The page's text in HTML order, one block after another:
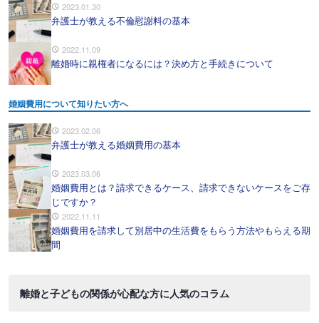
2023.01.30
弁護士が教える不倫慰謝料の基本
2022.11.09
離婚時に親権者になるには？決め方と手続きについて
婚姻費用について知りたい方へ
2023.02.06
弁護士が教える婚姻費用の基本
2023.03.06
婚姻費用とは？請求できるケース、請求できないケースをご存
じですか？
2022.11.11
婚姻費用を請求して別居中の生活費をもらう方法やもらえる期
間
離婚と子どもの関係が心配な方に人気のコラム